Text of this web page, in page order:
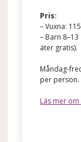
Pris:
– Vuxna:
– Barn
äter gratis).
Måndag-
per person.
Läs mer om